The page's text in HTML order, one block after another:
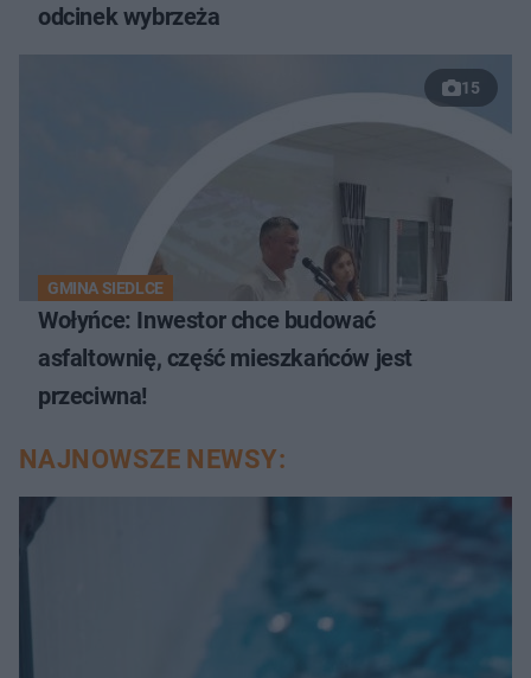
odcinek wybrzeża
15
GMINA SIEDLCE
Wołyńce: Inwestor chce budować
asfaltownię, część mieszkańców jest
przeciwna!
NAJNOWSZE NEWSY: